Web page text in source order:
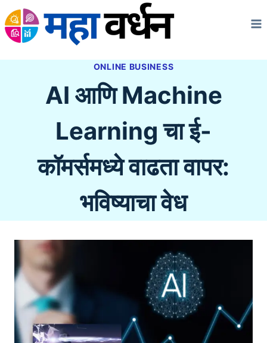
Skip
to
ONLINE BUSINESS
AI आणि Machine
Learning चा ई-
कॉमर्समध्ये वाढता वापर:
भविष्याचा वेध